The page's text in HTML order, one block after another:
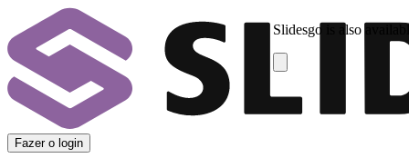
Slidesgo is also
Fazer o login